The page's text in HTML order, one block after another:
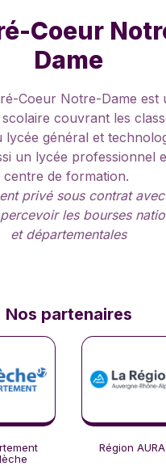
Coeur
Dame
Coeur Notre-Dame est
couvrant les
lycée général et
un lycée professionnel
centre de formation.
privé sous contrat
les bourses
et départementales
Nos partenaires
Région AURA